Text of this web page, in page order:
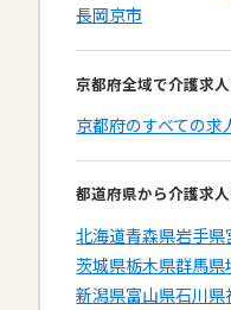
長岡京市
京都府全域で介護求
京都府のすべての求
都道府県から介護求
北海道青森県岩手県
茨城県栃木県群馬県
新潟県富山県石川県